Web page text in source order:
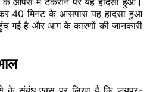
40 मिनट के आसपास यह हादसा हुआ
गई है और आग के कारणों की जानकारी